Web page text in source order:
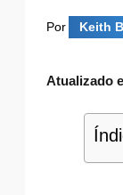
Por Keith
Atualizado